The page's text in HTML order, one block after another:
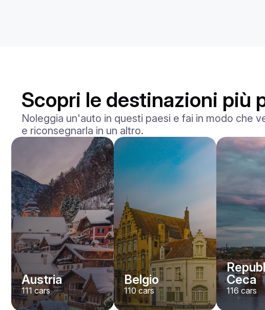
BMW
400€ / giorno
Prenota ora
2024
Scopri le destinazioni più
Noleggia un'auto in questi paesi e fai in modo che
e riconsegnarla in un altro.
Austria
111 cars
Belgio
110cars
Ceca
116cars